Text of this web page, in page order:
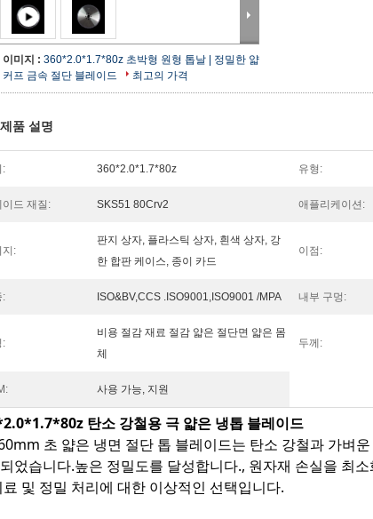
이미지 : 360*2.0*1.7*80z 초박형 원형 톱날 | 정밀한 얇
커프 금속 절단 블레이드
최고의 가격
품 설명
: 360*2.0*1.7*80z 유형:
이드 재질: SKS51 80Crv2 애플리케이션:
지:
판지 상자, 플라스틱 상자, 흰색 상자, 강
한 합판 케이스, 종이 카드
이점:
: ISO&BV,CCS .ISO9001,ISO9001 /MPA 내부 구멍:
:
비용 절감 재료 절감 얇은 절단면 얇은 몸
체
두께:
사용 가능, 지원
탄소 강철용 극 얇은 냉톱 블레이드
초 얇은 냉면 절단 톱 블레이드는 탄소 강철과 가벼
었습니다.높은 정밀도를 달성합니다., 원자재 손실을 최
료 및 정밀 처리에 대한 이상적인 선택입니다.